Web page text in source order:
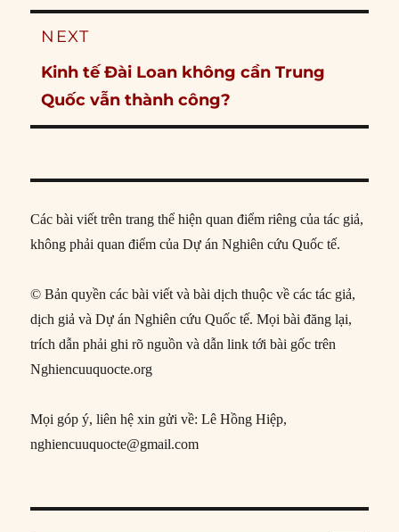
post:
NEXT
Next
post:
Kinh tế Đài Loan không cần Trung
Quốc vẫn thành công?
Các bài viết trên trang thể hiện quan điểm riêng của tác giả,
không phải quan điểm của Dự án Nghiên cứu Quốc tế.
© Bản quyền các bài viết và bài dịch thuộc về các tác giả,
dịch giả và Dự án Nghiên cứu Quốc tế. Mọi bài đăng lại,
trích dẫn phải ghi rõ nguồn và dẫn link tới bài gốc trên
Nghiencuuquocte.org
Mọi góp ý, liên hệ xin gửi về: Lê Hồng Hiệp,
nghiencuuquocte@gmail.com